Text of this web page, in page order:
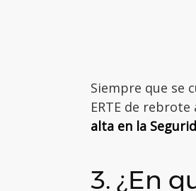
Siempre que se
ERTE de rebrote
alta en la
3. ¿En